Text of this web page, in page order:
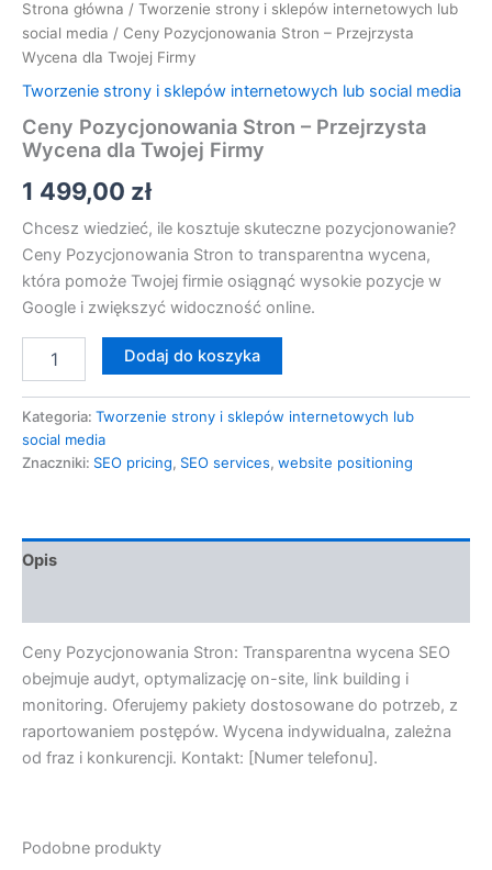
Strona główna / Tworzenie strony i sklepów internetowych lub
social media / Ceny Pozycjonowania Stron – Przejrzysta
Wycena dla Twojej Firmy
Tworzenie strony i sklepów internetowych lub social media
Ceny Pozycjonowania Stron – Przejrzysta
Wycena dla Twojej Firmy
1 499,00 zł
Chcesz wiedzieć, ile kosztuje skuteczne pozycjonowanie?
Ceny Pozycjonowania Stron to transparentna wycena,
która pomoże Twojej firmie osiągnąć wysokie pozycje w
Google i zwiększyć widoczność online.
Dodaj do koszyka
Kategoria: Tworzenie strony i sklepów internetowych lub
social media
Znaczniki: SEO pricing, SEO services, website positioning
Opis
Ceny Pozycjonowania Stron: Transparentna wycena SEO
obejmuje audyt, optymalizację on-site, link building i
monitoring. Oferujemy pakiety dostosowane do potrzeb, z
raportowaniem postępów. Wycena indywidualna, zależna
od fraz i konkurencji. Kontakt: [Numer telefonu].
Podobne produkty